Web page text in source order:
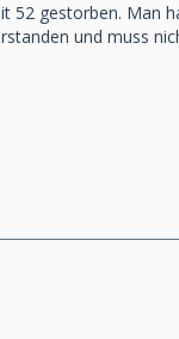
52 gestorben. Man
und muss